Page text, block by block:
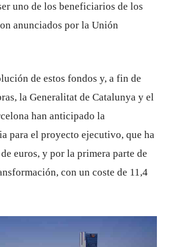
uno de los beneficiarios de los
anunciados por la Unión
de estos fondos y, a fin de
la Generalitat de Catalunya y el
han anticipado la
para el proyecto ejecutivo, que ha
euros, y por la primera parte de
con un coste de 11,4